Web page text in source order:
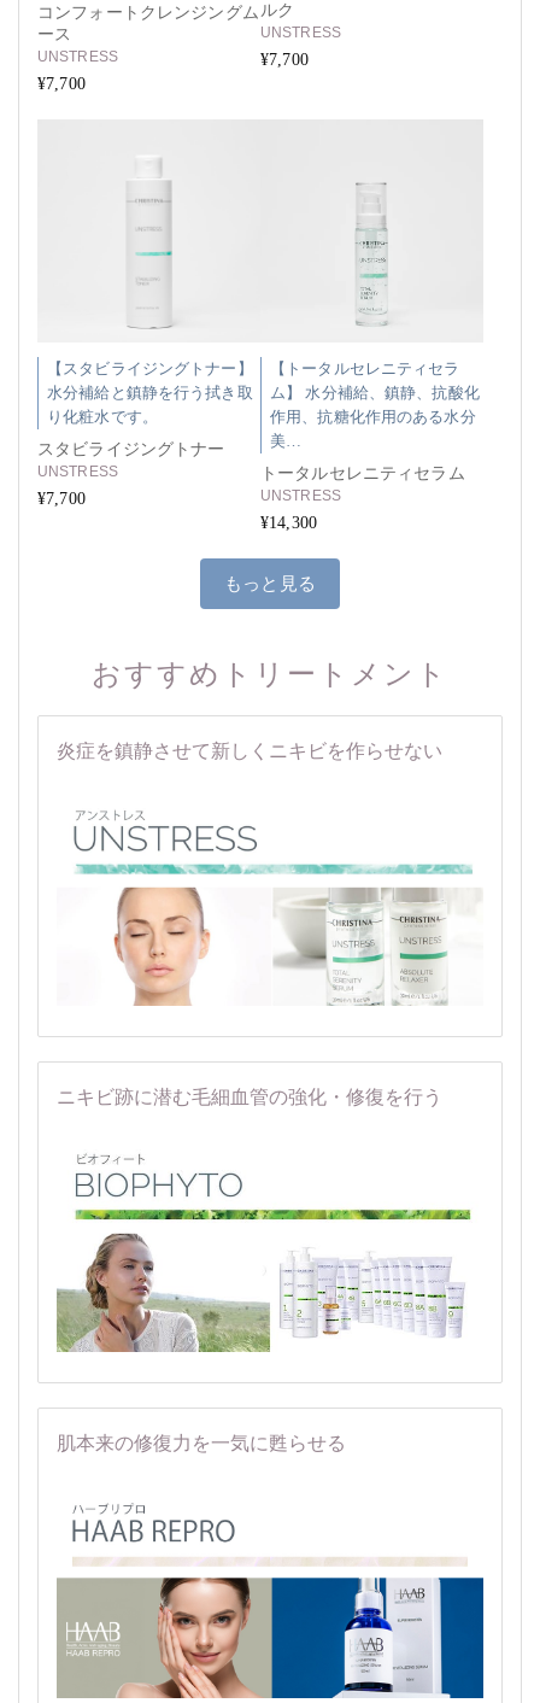
コンフォートクレンジングム
ース
UNSTRESS
¥7,700
ルク
UNSTRESS
¥7,700
【スタビライジングトナー】
水分補給と鎮静を行う拭き取
り化粧水です。
スタビライジングトナー
UNSTRESS
¥7,700
【トータルセレニティセラ
ム】 水分補給、鎮静、抗酸化
作用、抗糖化作用のある水分
美…
トータルセレニティセラム
UNSTRESS
¥14,300
もっと見る
おすすめトリートメント
炎症を鎮静させて新しくニキビを作らせない
ニキビ跡に潜む毛細血管の強化・修復を行う
肌本来の修復力を一気に甦らせる